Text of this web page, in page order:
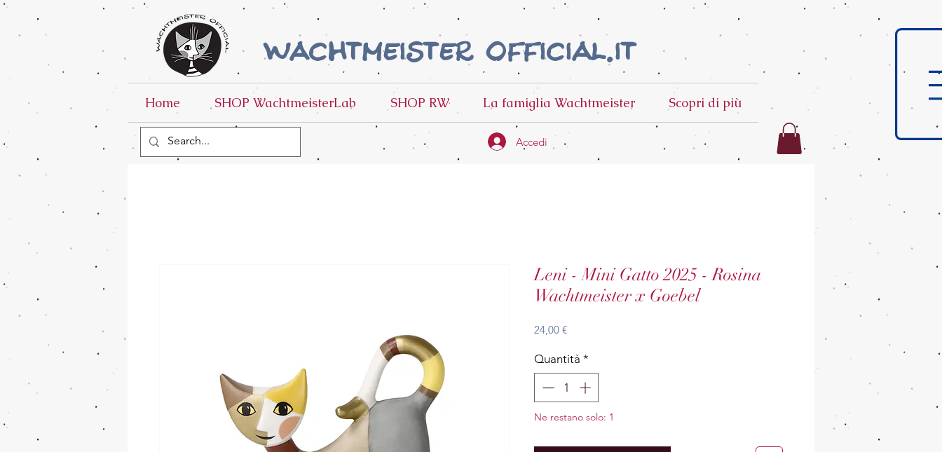
wachtmeister official.it
Home SHOP WachtmeisterLab SHOP RW La famiglia Wachtmeister Scopri di più
Accedi
Leni - Mini Gatto 2025 - Rosina
Wachtmeister x Goebel
24,00 €Prezzo
Quantità *
Ne restano solo: 1